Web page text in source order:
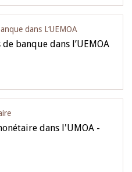
dans L‘UEMOA
banque dans l’UEMOA
dans l'UMOA -